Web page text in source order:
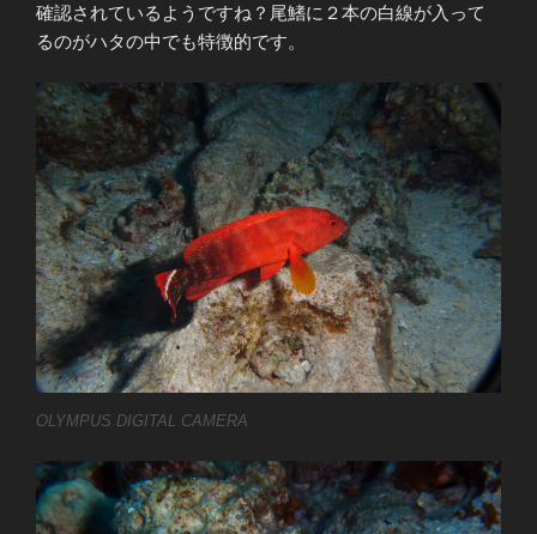
確認されているようですね？尾鰭に２本の白線が入って
るのがハタの中でも特徴的です。
OLYMPUS DIGITAL CAMERA